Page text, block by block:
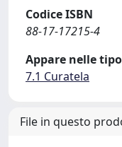
Codice ISBN
88-17-17215-4
Appare nelle
7.1 Curatela
File in questo